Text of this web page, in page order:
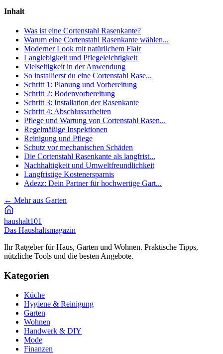
Inhalt
Was ist eine Cortenstahl Rasenkante?
Warum eine Cortenstahl Rasenkante wählen...
Moderner Look mit natürlichem Flair
Langlebigkeit und Pflegeleichtigkeit
Vielseitigkeit in der Anwendung
So installierst du eine Cortenstahl Rase...
Schritt 1: Planung und Vorbereitung
Schritt 2: Bodenvorbereitung
Schritt 3: Installation der Rasenkante
Schritt 4: Abschlussarbeiten
Pflege und Wartung von Cortenstahl Rasen...
Regelmäßige Inspektionen
Reinigung und Pflege
Schutz vor mechanischen Schäden
Die Cortenstahl Rasenkante als langfrist...
Nachhaltigkeit und Umweltfreundlichkeit
Langfristige Kostenersparnis
Adezz: Dein Partner für hochwertige Gart...
← Mehr aus Garten
haushalt101
Das Haushaltsmagazin
Ihr Ratgeber für Haus, Garten und Wohnen. Praktische Tipps,
nützliche Tools und die besten Angebote.
Kategorien
Küche
Hygiene & Reinigung
Garten
Wohnen
Handwerk & DIY
Mode
Finanzen